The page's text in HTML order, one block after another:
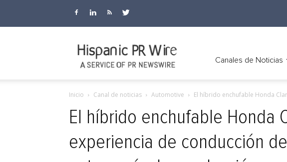
Canales de Noticias
Inicio Canal de noticias Automotive El híbrido enchufable Honda
El híbrido enchufable Honda
experiencia de conducción